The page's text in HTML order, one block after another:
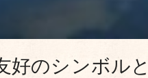
好のシンボル